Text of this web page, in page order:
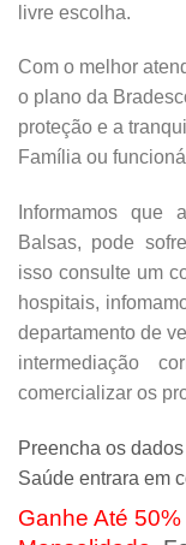
livre escolha.
Com o melhor
o plano da
proteção e a
Família ou
Informamos que
Balsas, pode
isso consulte um
hospitais,
departamento de
intermediação
comercializar os
Preencha os
Saúde entrara em
Ganhe Até